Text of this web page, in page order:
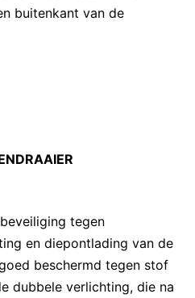
buitenkant van de
tegen
en diepontlading van de
beschermd tegen stof
dubbele verlichting, die na